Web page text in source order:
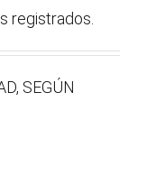
registrados.
SEGÚN